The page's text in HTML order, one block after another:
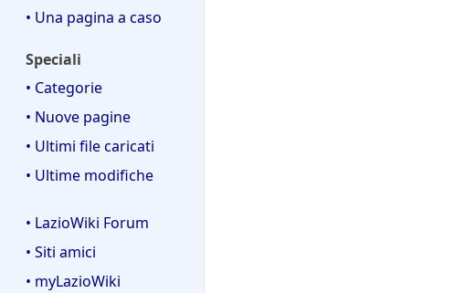
• Una pagina a caso
Speciali
• Categorie
• Nuove pagine
• Ultimi file caricati
• Ultime modifiche
• LazioWiki Forum
• Siti amici
• myLazioWiki